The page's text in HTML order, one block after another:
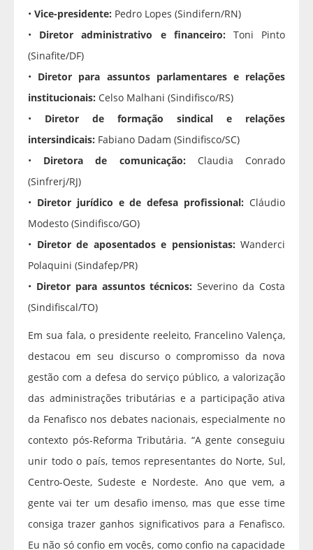
• Vice-presidente: Pedro Lopes (Sindifern/RN)
• Diretor administrativo e financeiro: Toni Pinto
(Sinafite/DF)
• Diretor para assuntos parlamentares e relações
institucionais: Celso Malhani (Sindifisco/RS)
• Diretor de formação sindical e relações
intersindicais: Fabiano Dadam (Sindifisco/SC)
• Diretora de comunicação: Claudia Conrado
(Sinfrerj/RJ)
• Diretor jurídico e de defesa profissional: Cláudio
Modesto (Sindifisco/GO)
• Diretor de aposentados e pensionistas: Wanderci
Polaquini (Sindafep/PR)
• Diretor para assuntos técnicos: Severino da Costa
(Sindifiscal/TO)
Em sua fala, o presidente reeleito, Francelino Valença,
destacou em seu discurso o compromisso da nova
gestão com a defesa do serviço público, a valorização
das administrações tributárias e a participação ativa
da Fenafisco nos debates nacionais, especialmente no
contexto pós-Reforma Tributária. “A gente conseguiu
unir todo o país, temos representantes do Norte, Sul,
Centro-Oeste, Sudeste e Nordeste. Ano que vem, a
gente vai ter um desafio imenso, mas que esse time
consiga trazer ganhos significativos para a Fenafisco.
Eu não só confio em vocês, como confio na capacidade